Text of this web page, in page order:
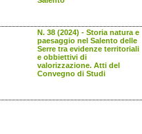
N. 38 (2024) - Storia natura e
paesaggio nel Salento delle
Serre tra evidenze territoriali
e obbiettivi di
valorizzazione. Atti del
Convegno di Studi